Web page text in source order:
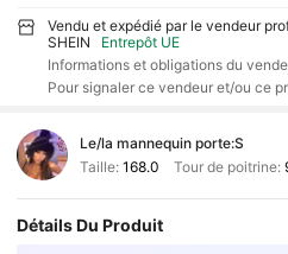
Vendu et expédié par le vendeur
SHEIN
Entrepôt UE
Informations et obligations du
Pour signaler ce vendeur et/ou ce
Le/la mannequin porte:S
Taille: 168.0 Tour de poitrine:
Détails Du Produit